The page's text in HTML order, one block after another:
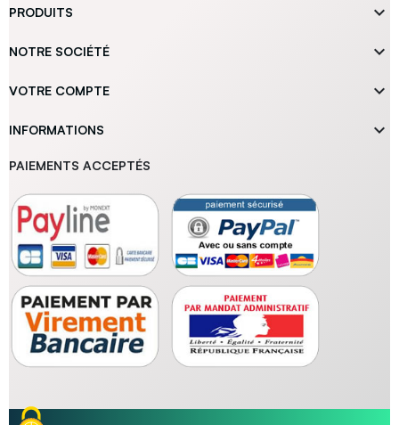
PRODUITS 
NOTRE SOCIÉTÉ 
VOTRE COMPTE 
INFORMATIONS 
PAIEMENTS ACCEPTÉS